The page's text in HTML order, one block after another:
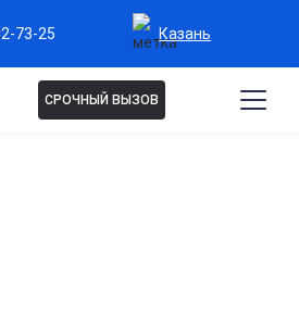
73-25 Казань
СРОЧНЫЙ ВЫЗОВ